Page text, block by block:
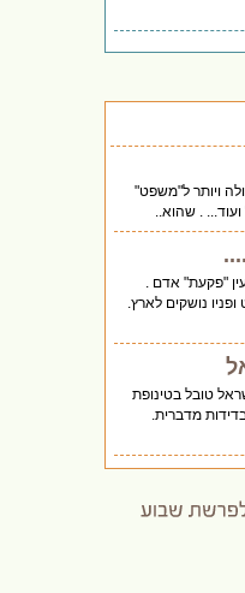
ויותר ל"משפט"
. שהוא..
"פקעת" אדם .
נושקים לארץ.
טובל בטינופת
מדברית.